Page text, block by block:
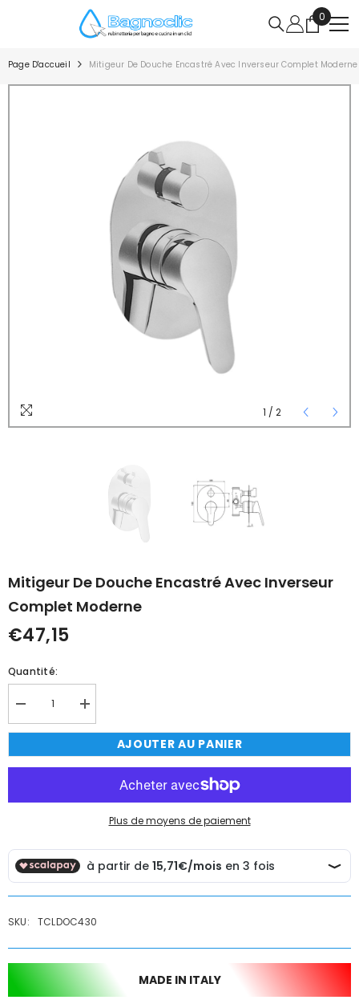
IGNORER ET PASSER AU CONTENU
0
0
article
Page D'accueil Mitigeur De Douche Encastré Avec Inverseur Complet Moderne
1 / 2
Mitigeur De Douche Encastré Avec Inverseur
Complet Moderne
€47,15
Quantité:
Réduire
la
quantité
Mitigeur
de
avec
Augmenter
la
quantité
Mitigeur
de
encastré
avec
inverseur
complet
AJOUTER AU PANIER
Plus de moyens de paiement
SKU: TCLDOC430
MADE IN ITALY